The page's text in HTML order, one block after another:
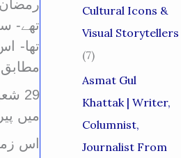
تھے-
تھا-
مطابق
29 شعبان
میں
اس
Cultural Icons &
Visual Storytellers
(7)
Asmat Gul
Khattak | Writer,
Columnist,
Journalist From